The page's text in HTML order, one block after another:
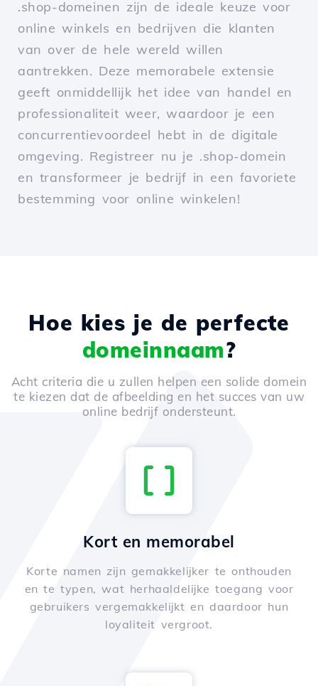
.shop-domeinen zijn de ideale keuze voor
online winkels en bedrijven die klanten
van over de hele wereld willen
aantrekken. Deze memorabele extensie
geeft onmiddellijk het idee van handel en
professionaliteit weer, waardoor je een
concurrentievoordeel hebt in de digitale
omgeving. Registreer nu je .shop-domein
en transformeer je bedrijf in een favoriete
bestemming voor online winkelen!
Hoe kies je de perfecte
domeinnaam?
Acht criteria die u zullen helpen een solide domein
te kiezen dat de afbeelding en het succes van uw
online bedrijf ondersteunt.
Kort en memorabel
Korte namen zijn gemakkelijker te onthouden
en te typen, wat herhaaldelijke toegang voor
gebruikers vergemakkelijkt en daardoor hun
loyaliteit vergroot.